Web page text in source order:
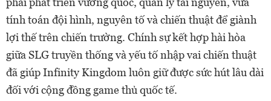
tính toán đội hình, nguyên tố và chiến thuật để giành
lợi thế trên chiến trường. Chính sự kết hợp hài hòa
giữa SLG truyền thống và yếu tố nhập vai chiến thuật
đã giúp Infinity Kingdom luôn giữ được sức hút lâu dài
đối với cộng đồng game thủ quốc tế.